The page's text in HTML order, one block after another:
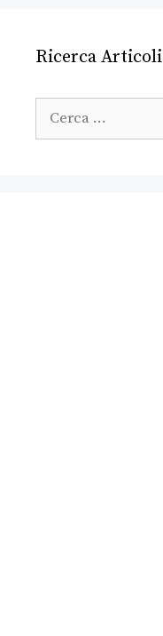
Ricerca Articoli